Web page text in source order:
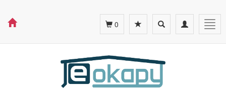
Toggle
navigation
Toggle
search
0